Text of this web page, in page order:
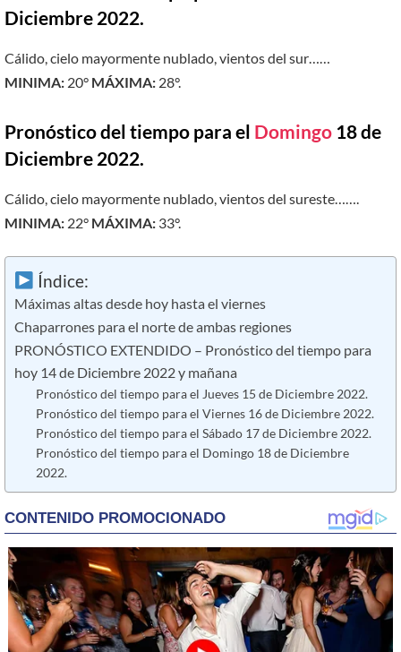
Diciembre 2022.
Cálido, cielo mayormente nublado, vientos del sur……
MINIMA: 20° MÁXIMA: 28°.
Pronóstico del tiempo para el Domingo 18 de
Diciembre 2022.
Cálido, cielo mayormente nublado, vientos del sureste…….
MINIMA: 22° MÁXIMA: 33°.
Índice:
Máximas altas desde hoy hasta el viernes
Chaparrones para el norte de ambas regiones
PRONÓSTICO EXTENDIDO – Pronóstico del tiempo para
hoy 14 de Diciembre 2022 y mañana
Pronóstico del tiempo para el Jueves 15 de Diciembre 2022.
Pronóstico del tiempo para el Viernes 16 de Diciembre 2022.
Pronóstico del tiempo para el Sábado 17 de Diciembre 2022.
Pronóstico del tiempo para el Domingo 18 de Diciembre
2022.